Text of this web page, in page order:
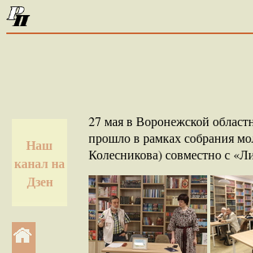
27 мая в Воронежской
прошло в рамках собрания
Колесникова) совместно с
Наш
канал на
Дзен